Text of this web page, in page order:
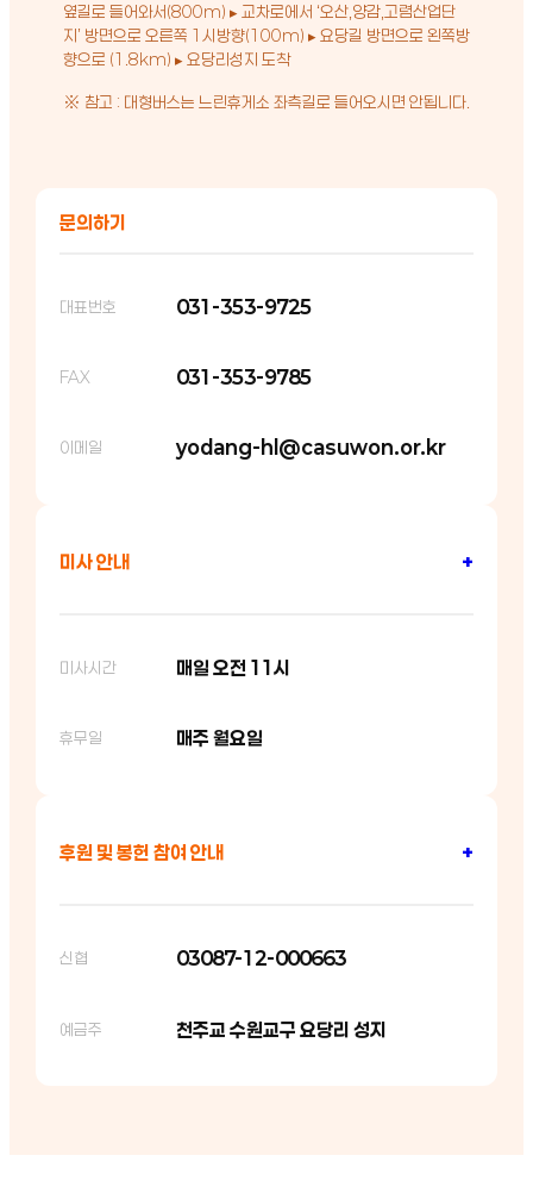
옆길로 들어와서(800m) ▸ 교차로에서 ‘오산,양감,고렴산업단
지’ 방면으로 오른쪽 1시방향(100m) ▸ 요당길 방면으로 왼쪽방
향으로 (1.8km) ▸ 요당리성지 도착
※ 참고 : 대형버스는 느린휴게소 좌측길로 들어오시면 안됩니다.
문의하기
대표번호 031-353-9725
FAX 031-353-9785
이메일 yodang-hl@casuwon.or.kr
미사 안내 +
미사시간 매일 오전 11시
휴무일 매주 월요일
후원 및 봉헌 참여 안내 +
신협 03087-12-000663
예금주 천주교 수원교구 요당리 성지